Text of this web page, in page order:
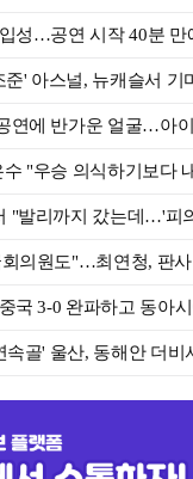
성…공연 시작 40분
준' 아스널, 뉴캐슬서
연에 반가운 얼굴…아
수 "우승 의식하기보다
"발리까지 갔는데…'피
회의원도"…최연청, 판
국 3-0 완파하고 동아
속골' 울산, 동해안 더